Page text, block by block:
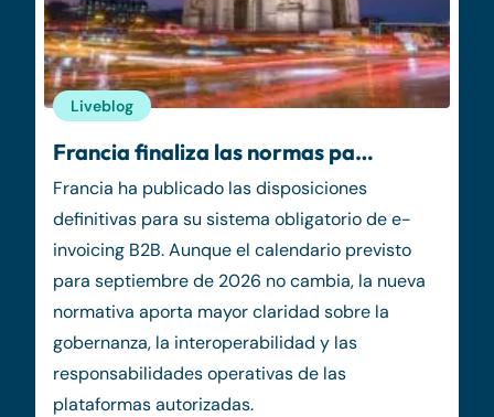
Francia finaliza las normas pa…
Francia ha publicado las disposiciones
definitivas para su sistema obligatorio de e-
invoicing B2B. Aunque el calendario previsto
para septiembre de 2026 no cambia, la nueva
normativa aporta mayor claridad sobre la
gobernanza, la interoperabilidad y las
responsabilidades operativas de las
plataformas autorizadas.
Liveblog